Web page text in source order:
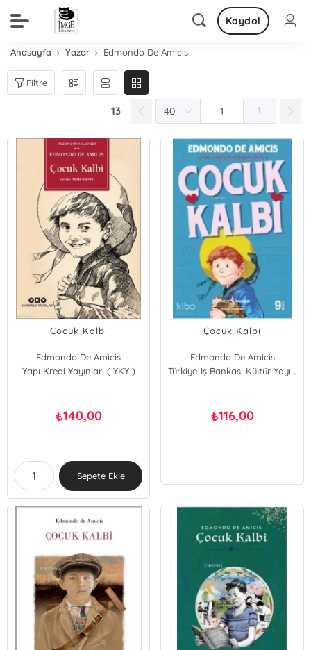
Kaydol
Anasayfa Yazar Edmondo De Amicis
Filtre
13 1
Çocuk Kalbi
Edmondo De Amicis
Yapı Kredi Yayınları ( YKY )
₺140,00
Sepete Ekle
Çocuk Kalbi
Edmondo De Amicis
Türkiye İş Bankası Kültür Yayınları
₺116,00